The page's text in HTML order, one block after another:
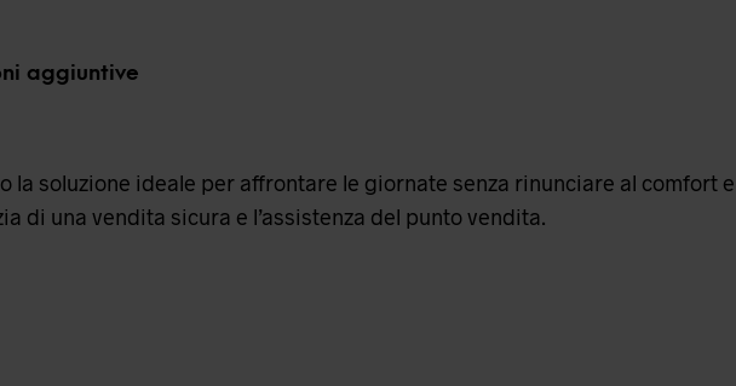
aggiuntive
soluzione ideale per affrontare le giornate senza rinunciare al comfort e
di una vendita sicura e l’assistenza del punto vendita.